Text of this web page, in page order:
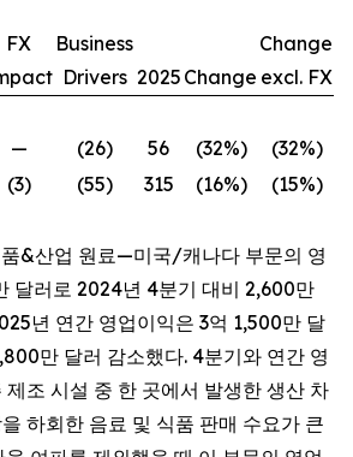
FX
Business
Drivers 2025 Change
Change
excl. FX
— (26) 56 (32%)
(32%)
(3) (55) 315 (16%) (15%)
&산업 원료—미국/캐나다 부문의 영
달러로 2024년 4분기 대비 2,600만
년 연간 영업이익은 3억 1,500만 달
만 달러 감소했다. 4분기와 연간 영
제조 시설 중 한 곳에서 발생한 생산 차
하회한 음료 및 식품 판매 수요가 큰